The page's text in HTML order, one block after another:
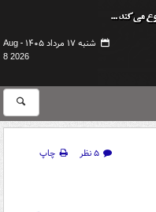
شنبه ۱۷ مرداد ۱۴۰۵ -
Aug
8 2026
۵ نظر
چاپ